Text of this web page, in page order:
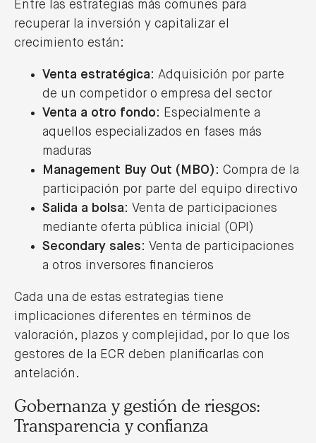
Entre las estrategias más comunes para
recuperar la inversión y capitalizar el
crecimiento están:
Venta estratégica: Adquisición por parte
de un competidor o empresa del sector
Venta a otro fondo: Especialmente a
aquellos especializados en fases más
maduras
Management Buy Out (MBO) : Compra de la
participación por parte del equipo directivo
Salida a bolsa: Venta de participaciones
mediante oferta pública inicial (OPI)
Secondary sales: Venta de participaciones
a otros inversores financieros
Cada una de estas estrategias tiene
implicaciones diferentes en términos de
valoración, plazos y complejidad, por lo que los
gestores de la ECR deben planificarlas con
antelación.
Gobernanza y gestión de riesgos:
Transparencia y confianza